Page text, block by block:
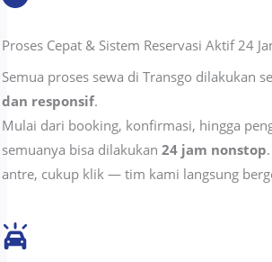
Proses Cepat & Sistem Reservasi Aktif 24
Semua proses sewa di Transgo dilakukan
dan responsif.
Mulai dari booking, konfirmasi, hingga
semuanya bisa dilakukan24 jam nonstop
antre, cukup klik — tim kami langsung